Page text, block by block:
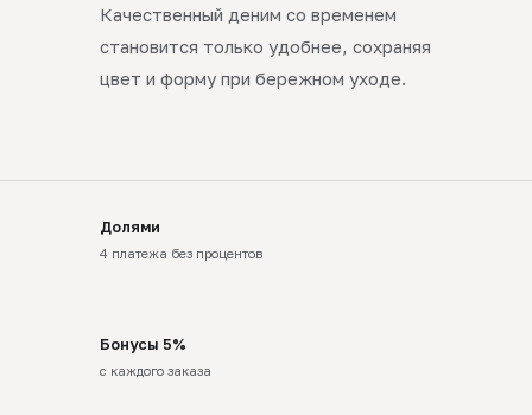
Качественный деним со временем
становится только удобнее, сохраняя
цвет и форму при бережном уходе.
Долями
4 платежа без процентов
Бонусы 5%
с каждого заказа